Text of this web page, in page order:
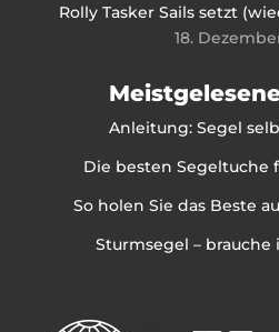
Rolly Tasker Sails setzt
18.
Anleitung: Segel
Die besten Segeltuche
So holen Sie das Beste
Sturmsegel – brauche